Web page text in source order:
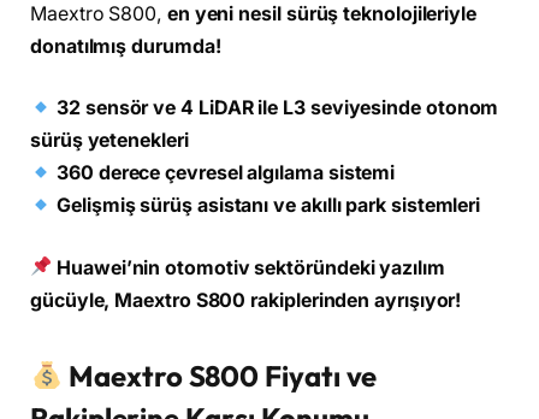
Maextro S800, en yeni nesil sürüş teknolojileriyle
donatılmış durumda!
32 sensör ve 4 LiDAR ile L3 seviyesinde otonom
sürüş yetenekleri
360 derece çevresel algılama sistemi
Gelişmiş sürüş asistanı ve akıllı park sistemleri
Huawei’nin otomotiv sektöründeki yazılım
gücüyle, Maextro S800 rakiplerinden ayrışıyor!
Maextro S800 Fiyatı ve